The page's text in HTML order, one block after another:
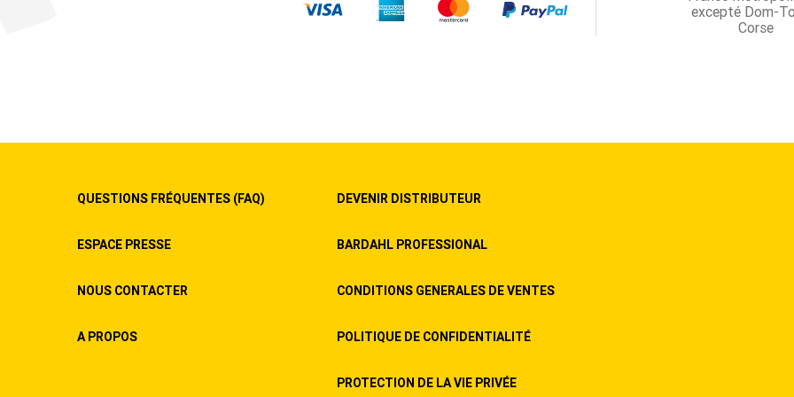
excepté Dom-
Corse
QUESTIONS FRÉQUENTES (FAQ)
ESPACE PRESSE
NOUS CONTACTER
A PROPOS
DEVENIR DISTRIBUTEUR
BARDAHL PROFESSIONAL
CONDITIONS GENERALES DE VENTES
POLITIQUE DE CONFIDENTIALITÉ
PROTECTION DE LA VIE PRIVÉE